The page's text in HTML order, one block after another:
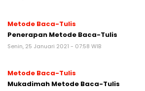
Metode Baca-Tulis
Penerapan Metode Baca-Tulis
Senin, 25 Januari 2021 - 07:58 WIB
Metode Baca-Tulis
Mukadimah Metode Baca-Tulis